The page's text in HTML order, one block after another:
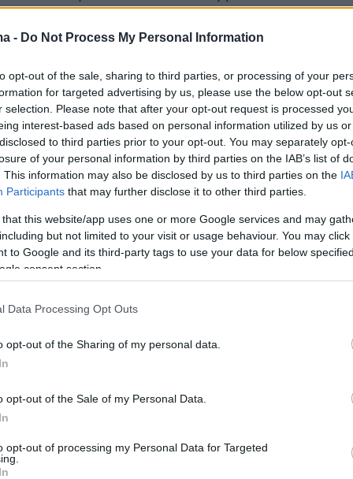
- Do Not Process My Personal Information
opt-out of the sale, sharing to third parties, or processing of your
for targeted advertising by us, please use the below opt-out
selection. Please note that after your opt-out request is processed
interest-based ads based on personal information utilized by us
to third parties prior to your opt-out. You may separately
of your personal information by third parties on the IAB’s list of
This information may also be disclosed by us to third parties on the
Participants that may further disclose it to other third parties.
that this website/app uses one or more Google services and may
but not limited to your visit or usage behaviour. You may
to Google and its third-party tags to use your data for below
consent section.
Data Processing Opt Outs
opt-out of the Sharing of my personal data.
opt-out of the Sale of my Personal Data.
opt-out of processing my Personal Data for Targeted
Ά Αθηνών.
τουprotothema.gr , για την
ο βουλευτής ΕπικρατείαςΓιώργος
τηνΚορινθίακοιτά επίσης ο εκπρόσωπος
Τσάπαλοςπου πολιτεύτηκε στην Α’ Αθηνών
συντονίστρια του γραφείου Θεσσαλονίκης
πολιτευτεί στονΈβρο.
θα πολιτευτεί ηΑργυρώ Τραγάκη , ενώ για
ακούγονται τα ονόματα του τέως
ΠΟΑΣΥΓρηγόρη Γερακαράκου
θα πολιτευτούν λογικά ο υφυπουργός
. Στην Αχαϊα εκ νέου υποψήφιος
είναι ο
οΖώης Σταυρόπουλος , στηΜεσσηνία
η
Κανελλοπούλου